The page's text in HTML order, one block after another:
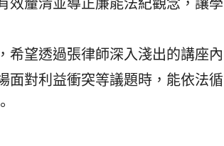
效釐清並導正廉能法紀觀念，讓學
望透過張律師深入淺出的講座內
面對利益衝突等議題時，能依法循